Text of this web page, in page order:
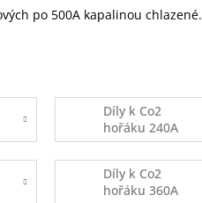
po 500A kapalinou chlazené.
Díly k Co2
hořáku 240A
Díly k Co2
hořáku 360A